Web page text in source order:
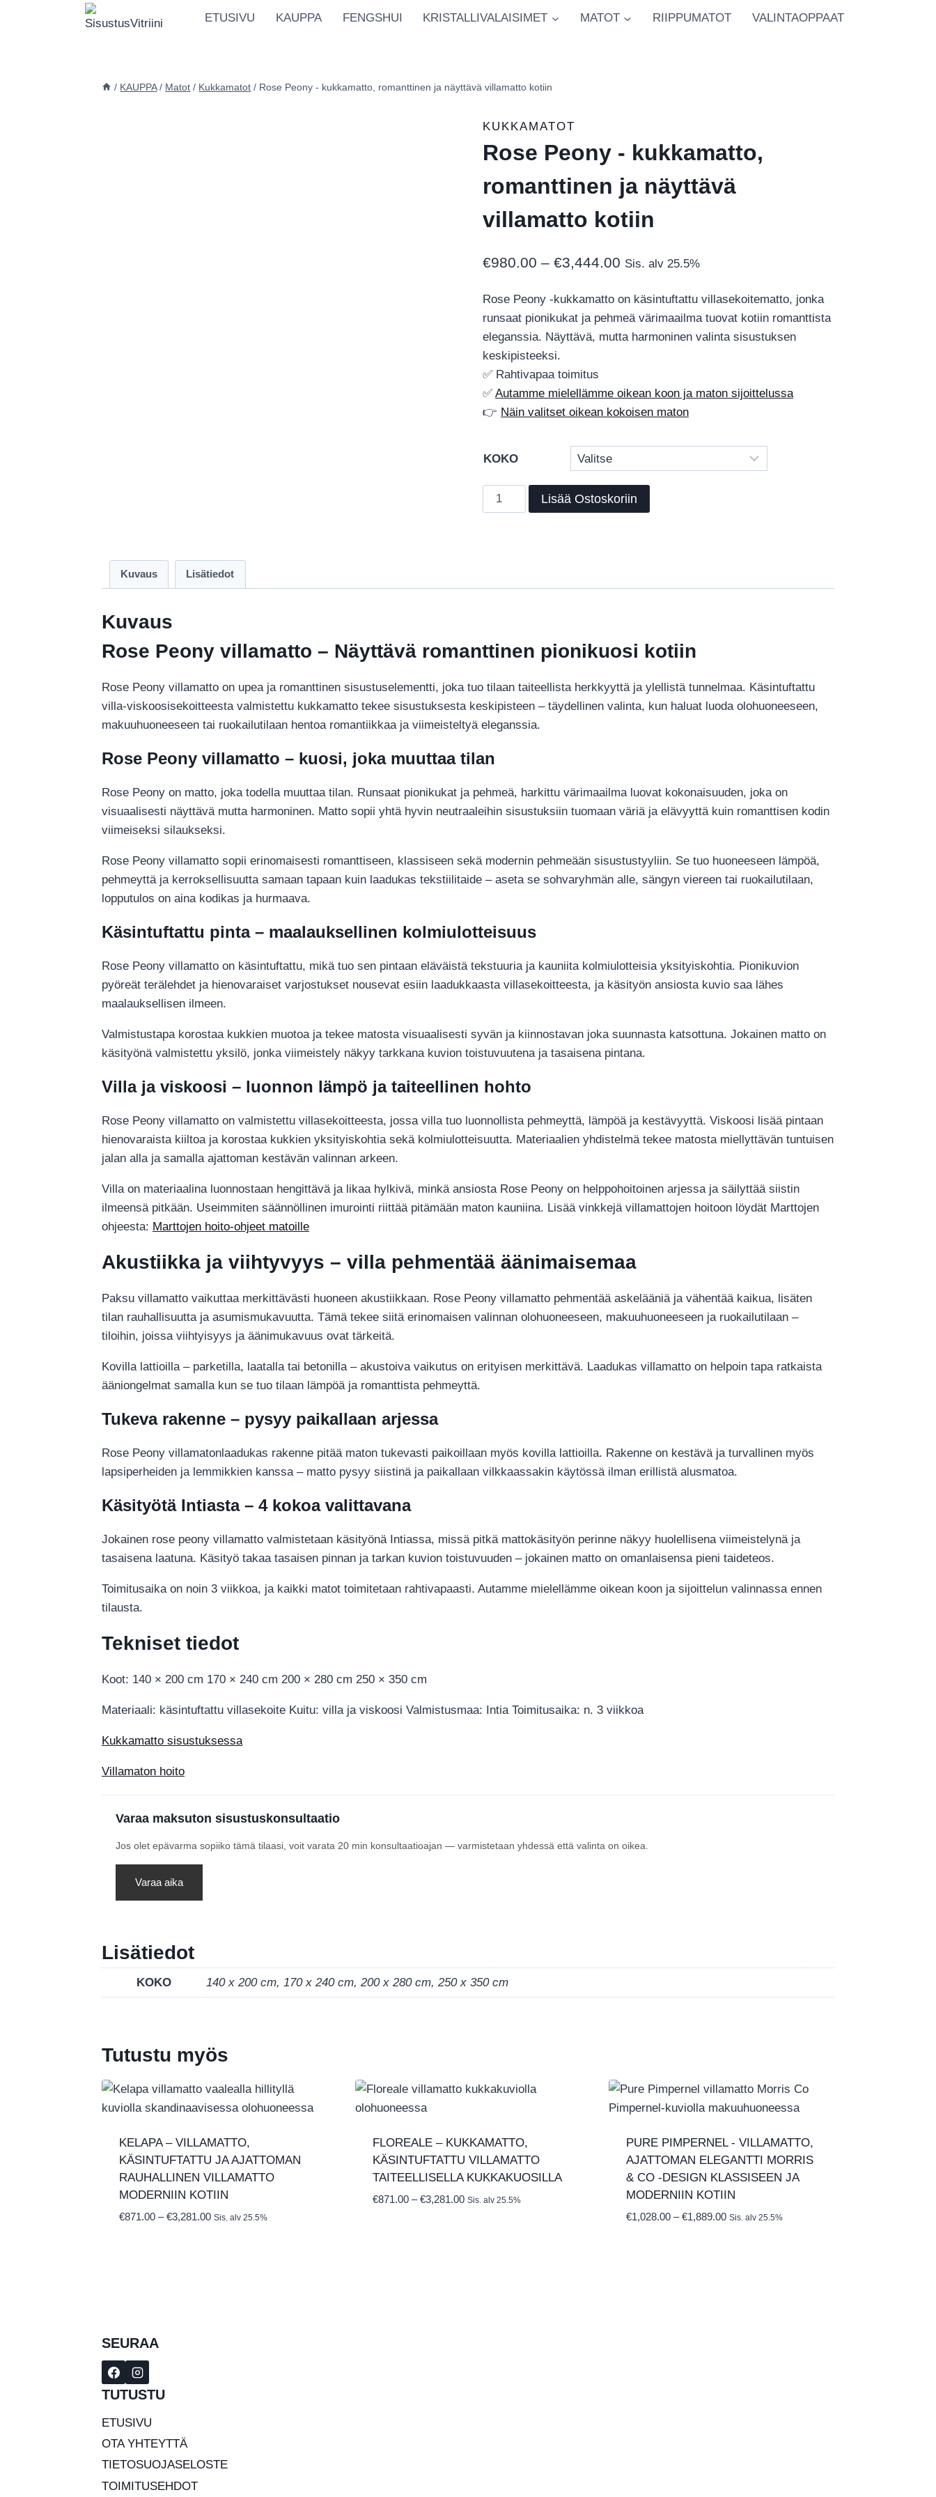
ETUSIVU KAUPPA FENGSHUI KRISTALLIVALAISIMET MATOT RIIPPUMATOT VALINTAOPPAAT
/ KAUPPA / Matot / Kukkamatot / Rose Peony ‑ kukkamatto, romanttinen ja näyttävä villamatto kotiin
KUKKAMATOT
Rose Peony ‑ kukkamatto,
romanttinen ja näyttävä
villamatto kotiin
€980.00 – €3,444.00 Hintaluokka:
€3,444.00
Sis. alv 25.5%
Rose Peony ‑kukkamatto on käsintuftattu villasekoitematto, jonka
runsaat pionikukat ja pehmeä värimaailma tuovat kotiin romanttista
eleganssia. Näyttävä, mutta harmoninen valinta sisustuksen
keskipisteeksi.
✅ Rahtivapaa toimitus
✅Autamme mielellämme oikean koon ja maton sijoittelussa
👉 Näin valitset oikean kokoisen maton
KOKO
Rose
Peony
ja
kotiin
Lisää Ostoskoriin
Kuvaus Lisätiedot
Kuvaus
Rose Peony villamatto – Näyttävä romanttinen pionikuosi kotiin
Rose Peony villamatto on upea ja romanttinen sisustuselementti, joka tuo tilaan taiteellista herkkyyttä ja ylellistä tunnelmaa. Käsintuftattu
villa-viskoosisekoitteesta valmistettu kukkamatto tekee sisustuksesta keskipisteen – täydellinen valinta, kun haluat luoda olohuoneeseen,
makuuhuoneeseen tai ruokailutilaan hentoa romantiikkaa ja viimeisteltyä eleganssia.
Rose Peony villamatto – kuosi, joka muuttaa tilan
Rose Peony on matto, joka todella muuttaa tilan. Runsaat pionikukat ja pehmeä, harkittu värimaailma luovat kokonaisuuden, joka on
visuaalisesti näyttävä mutta harmoninen. Matto sopii yhtä hyvin neutraaleihin sisustuksiin tuomaan väriä ja elävyyttä kuin romanttisen kodin
viimeiseksi silaukseksi.
Rose Peony villamatto sopii erinomaisesti romanttiseen, klassiseen sekä modernin pehmeään sisustustyyliin. Se tuo huoneeseen lämpöä,
pehmeyttä ja kerroksellisuutta samaan tapaan kuin laadukas tekstiilitaide – aseta se sohvaryhmän alle, sängyn viereen tai ruokailutilaan,
lopputulos on aina kodikas ja hurmaava.
Käsintuftattu pinta – maalauksellinen kolmiulotteisuus
Rose Peony villamatto on käsintuftattu, mikä tuo sen pintaan eläväistä tekstuuria ja kauniita kolmiulotteisia yksityiskohtia. Pionikuvion
pyöreät terälehdet ja hienovaraiset varjostukset nousevat esiin laadukkaasta villasekoitteesta, ja käsityön ansiosta kuvio saa lähes
maalauksellisen ilmeen.
Valmistustapa korostaa kukkien muotoa ja tekee matosta visuaalisesti syvän ja kiinnostavan joka suunnasta katsottuna. Jokainen matto on
käsityönä valmistettu yksilö, jonka viimeistely näkyy tarkkana kuvion toistuvuutena ja tasaisena pintana.
Villa ja viskoosi – luonnon lämpö ja taiteellinen hohto
Rose Peony villamatto on valmistettu villasekoitteesta, jossa villa tuo luonnollista pehmeyttä, lämpöä ja kestävyyttä. Viskoosi lisää pintaan
hienovaraista kiiltoa ja korostaa kukkien yksityiskohtia sekä kolmiulotteisuutta. Materiaalien yhdistelmä tekee matosta miellyttävän tuntuisen
jalan alla ja samalla ajattoman kestävän valinnan arkeen.
Villa on materiaalina luonnostaan hengittävä ja likaa hylkivä, minkä ansiosta Rose Peony on helppohoitoinen arjessa ja säilyttää siistin
ilmeensä pitkään. Useimmiten säännöllinen imurointi riittää pitämään maton kauniina. Lisää vinkkejä villamattojen hoitoon löydät Marttojen
ohjeesta: Marttojen hoito-ohjeet matoille
Akustiikka ja viihtyvyys – villa pehmentää äänimaisemaa
Paksu villamatto vaikuttaa merkittävästi huoneen akustiikkaan. Rose Peony villamatto pehmentää askelääniä ja vähentää kaikua, lisäten
tilan rauhallisuutta ja asumismukavuutta. Tämä tekee siitä erinomaisen valinnan olohuoneeseen, makuuhuoneeseen ja ruokailutilaan –
tiloihin, joissa viihtyisyys ja äänimukavuus ovat tärkeitä.
Kovilla lattioilla – parketilla, laatalla tai betonilla – akustoiva vaikutus on erityisen merkittävä. Laadukas villamatto on helpoin tapa ratkaista
ääniongelmat samalla kun se tuo tilaan lämpöä ja romanttista pehmeyttä.
Tukeva rakenne – pysyy paikallaan arjessa
Rose Peony villamatonlaadukas rakenne pitää maton tukevasti paikoillaan myös kovilla lattioilla. Rakenne on kestävä ja turvallinen myös
lapsiperheiden ja lemmikkien kanssa – matto pysyy siistinä ja paikallaan vilkkaassakin käytössä ilman erillistä alusmatoa.
Käsityötä Intiasta – 4 kokoa valittavana
Jokainen rose peony villamatto valmistetaan käsityönä Intiassa, missä pitkä mattokäsityön perinne näkyy huolellisena viimeistelynä ja
tasaisena laatuna. Käsityö takaa tasaisen pinnan ja tarkan kuvion toistuvuuden – jokainen matto on omanlaisensa pieni taideteos.
Toimitusaika on noin 3 viikkoa, ja kaikki matot toimitetaan rahtivapaasti. Autamme mielellämme oikean koon ja sijoittelun valinnassa ennen
tilausta.
Tekniset tiedot
Koot: 140 × 200 cm 170 × 240 cm 200 × 280 cm 250 × 350 cm
Materiaali: käsintuftattu villasekoite Kuitu: villa ja viskoosi Valmistusmaa: Intia Toimitusaika: n. 3 viikkoa
Kukkamatto sisustuksessa
Villamaton hoito
Varaa maksuton sisustuskonsultaatio
Jos olet epävarma sopiiko tämä tilaasi, voit varata 20 min konsultaatioajan — varmistetaan yhdessä että valinta on oikea.
Varaa aika
Lisätiedot
KOKO 140 x 200 cm, 170 x 240 cm, 200 x 280 cm, 250 x 350 cm
Tutustu myös
KELAPA – VILLAMATTO,
KÄSINTUFTATTU JA AJATTOMAN
RAUHALLINEN VILLAMATTO
MODERNIIN KOTIIN
€871.00 – €3,281.00Hintaluokka:
Sis. alv 25.5%
FLOREALE – KUKKAMATTO,
KÄSINTUFTATTU VILLAMATTO
TAITEELLISELLA KUKKAKUOSILLA
€871.00 – €3,281.00Hintaluokka:
Sis. alv 25.5%
PURE PIMPERNEL ‑ VILLAMATTO,
AJATTOMAN ELEGANTTI MORRIS
& CO ‑DESIGN KLASSISEEN JA
MODERNIIN KOTIIN
€1,028.00 – €1,889.00Hintaluokka:
Sis. alv 25.5%
SEURAA
TUTUSTU
ETUSIVU
OTA YHTEYTTÄ
TIETOSUOJASELOSTE
TOIMITUSEHDOT